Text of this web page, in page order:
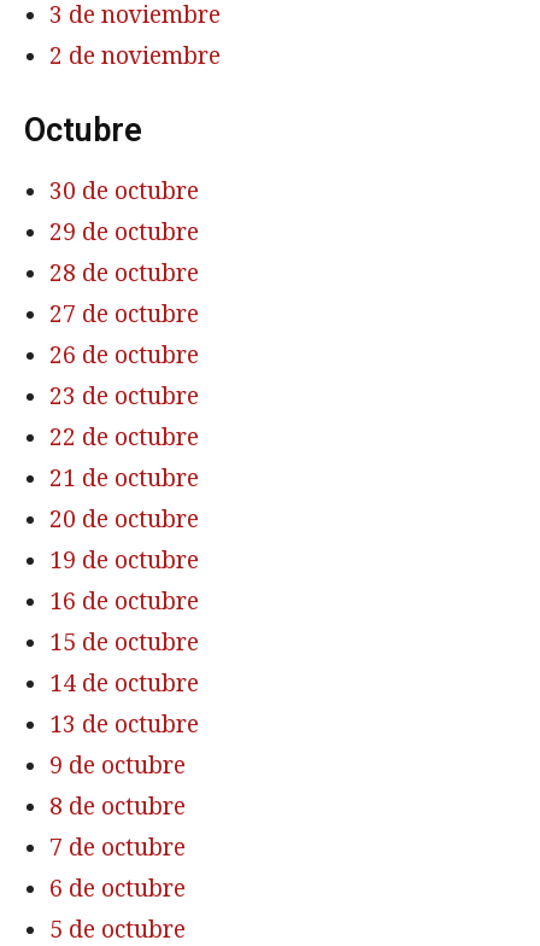
3 de noviembre
2 de noviembre
Octubre
30 de octubre
29 de octubre
28 de octubre
27 de octubre
26 de octubre
23 de octubre
22 de octubre
21 de octubre
20 de octubre
19 de octubre
16 de octubre
15 de octubre
14 de octubre
13 de octubre
9 de octubre
8 de octubre
7 de octubre
6 de octubre
5 de octubre